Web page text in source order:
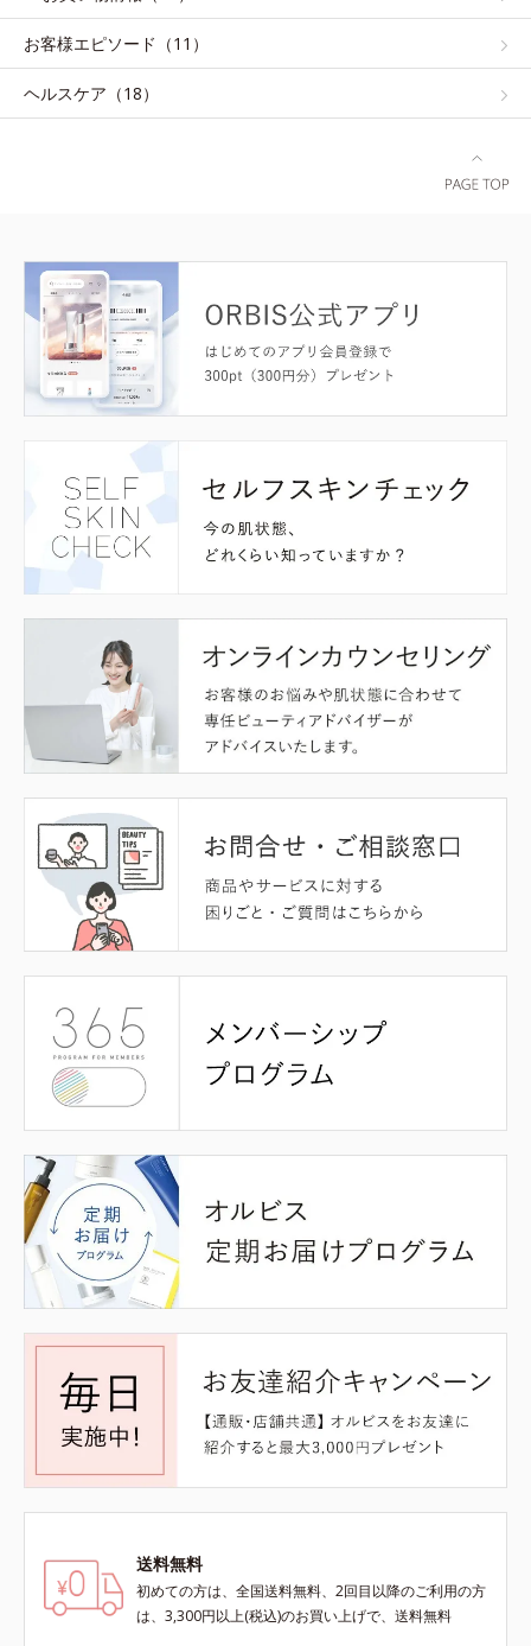
お客様エピソード（11）
ヘルスケア（18）
送料無料
初めての方は、全国送料無料、2回目以降のご利用の方
は、3,300円以上(税込)のお買い上げで、送料無料